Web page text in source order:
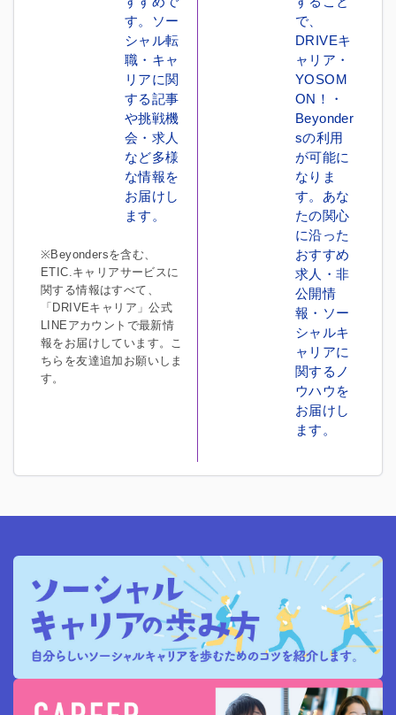
す。ソー
シャル転
職・キャ
リアに関
する記事
や挑戦機
会・求人
など多様
な情報を
お届けし
ます。
※Beyondersを含む、
ETIC.キャリアサービスに
関する情報はすべて、
「DRIVEキャリア」公式
LINEアカウントで最新情
報をお届けしています。こ
ちらを友達追加お願いしま
す。
で、
DRIVEキ
ャリア・
YOSOM
ON！・
Beyonder
sの利用
が可能に
なりま
す。あな
たの関心
に沿った
おすすめ
求人・非
公開情
報・ソー
シャルキ
ャリアに
関するノ
ウハウを
お届けし
ます。